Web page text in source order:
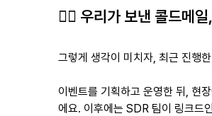
👎🏻 우리가 보낸 콜드메
그렇게 생각이 미치자, 최근 진행
이벤트를 기획하고 운영한 뒤, 현
에요. 이후에는 SDR 팀이 링크드